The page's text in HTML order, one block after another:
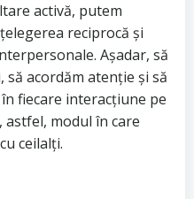
activă, putem
reciprocă și
Așadar, să
acordăm atenție și să
fiecare interacțiune pe
modul în care
ceilalți.